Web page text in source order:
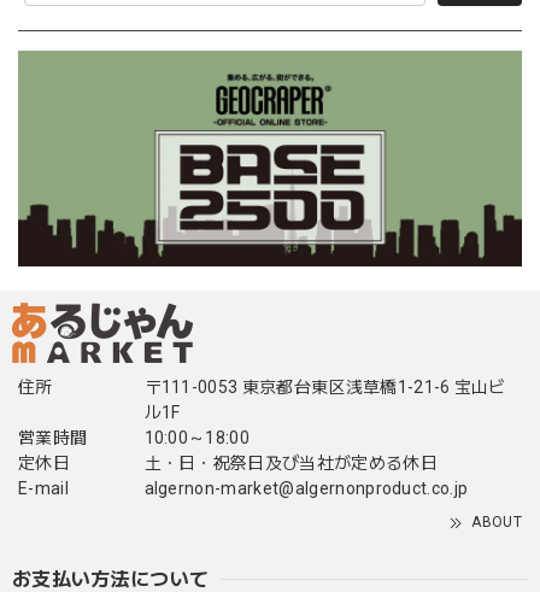
住所
〒111-0053 東京都台東区浅草橋1-21-6 宝山ビ
ル1F
営業時間
10:00～18:00
定休日
土・日・祝祭日及び当社が定める休日
E-mail
algernon-market@algernonproduct.co.jp
ABOUT
お支払い方法について